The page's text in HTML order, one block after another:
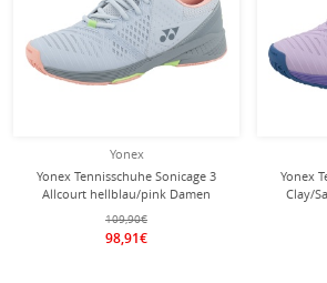
Yonex
Yonex Tennisschuhe Sonicage 3
Allcourt hellblau/pink Damen
109,90€
98,91€
Yonex
Clay/